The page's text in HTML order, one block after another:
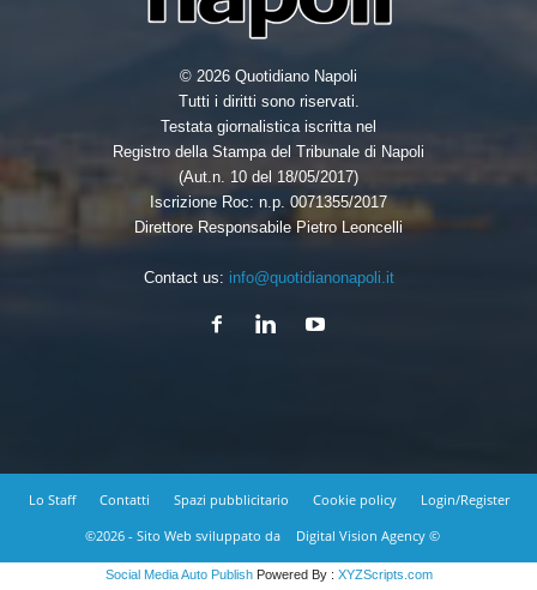
© 2026 Quotidiano Napoli
Tutti i diritti sono riservati.
Testata giornalistica iscritta nel
Registro della Stampa del Tribunale di Napoli
(Aut.n. 10 del 18/05/2017)
Iscrizione Roc: n.p. 0071355/2017
Direttore Responsabile Pietro Leoncelli
Contact us: info@quotidianonapoli.it
Lo Staff Contatti Spazi pubblicitario Cookie policy
Login/Register
©2026 - Sito Web sviluppato da
Digital Vision Agency ©
Social Media Auto PublishPowered By : XYZScripts.com